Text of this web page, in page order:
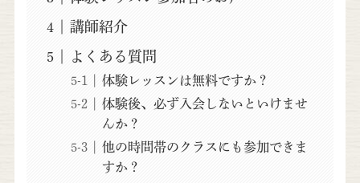
講師紹介
よくある質問
体験レッスンは無料ですか？
体験後、必ず入会しないといけませ
んか？
他の時間帯のクラスにも参加できま
すか？